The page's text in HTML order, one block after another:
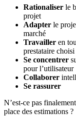
Rationaliser le
projet
Adapter le
marché
Travailler en
prestataire choisi
Se concentrer
pour l’utilisateur
Collaborer
Se rassurer
N’est-ce pas
place des estimations ?